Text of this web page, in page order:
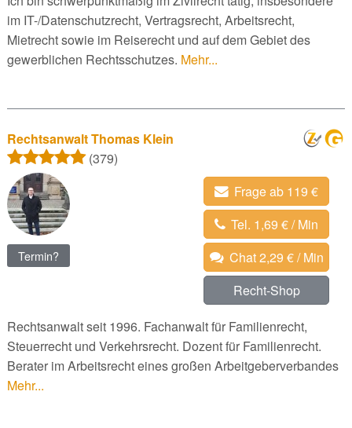
im IT-/Datenschutzrecht, Vertragsrecht, Arbeitsrecht,
Mietrecht sowie im Reiserecht und auf dem Gebiet des
gewerblichen Rechtsschutzes. Mehr...
Rechtsanwalt Thomas Klein
(379)
Termin?
Frage ab 119 €
Tel. 1,69 € / Min
Chat 2,29 € / Min
Recht-Shop
Rechtsanwalt seit 1996. Fachanwalt für Familienrecht,
Steuerrecht und Verkehrsrecht. Dozent für Familienrecht.
Berater im Arbeitsrecht eines großen Arbeitgeberverbandes
Mehr...